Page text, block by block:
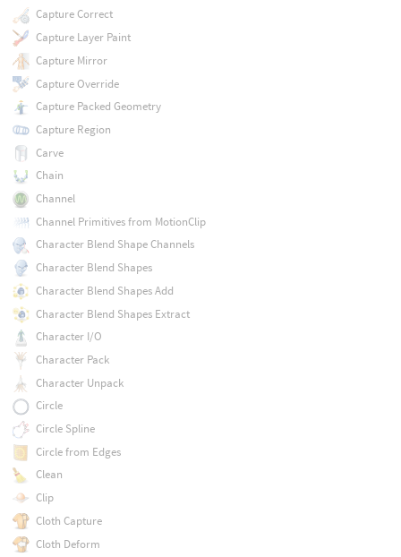
Capture Correct
Capture Layer Paint
Capture Mirror
Capture Override
Capture Packed Geometry
Capture Region
Carve
Chain
Channel
Channel Primitives from MotionClip
Character Blend Shape Channels
Character Blend Shapes
Character Blend Shapes Add
Character Blend Shapes Extract
Character I/O
Character Pack
Character Unpack
Circle
Circle Spline
Circle from Edges
Clean
Clip
Cloth Capture
Cloth Deform